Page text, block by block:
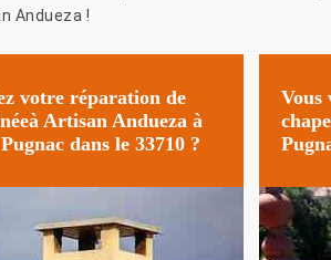
Andueza !
votre réparation de
Artisan Andueza à
dans le 33710 ?
Vous